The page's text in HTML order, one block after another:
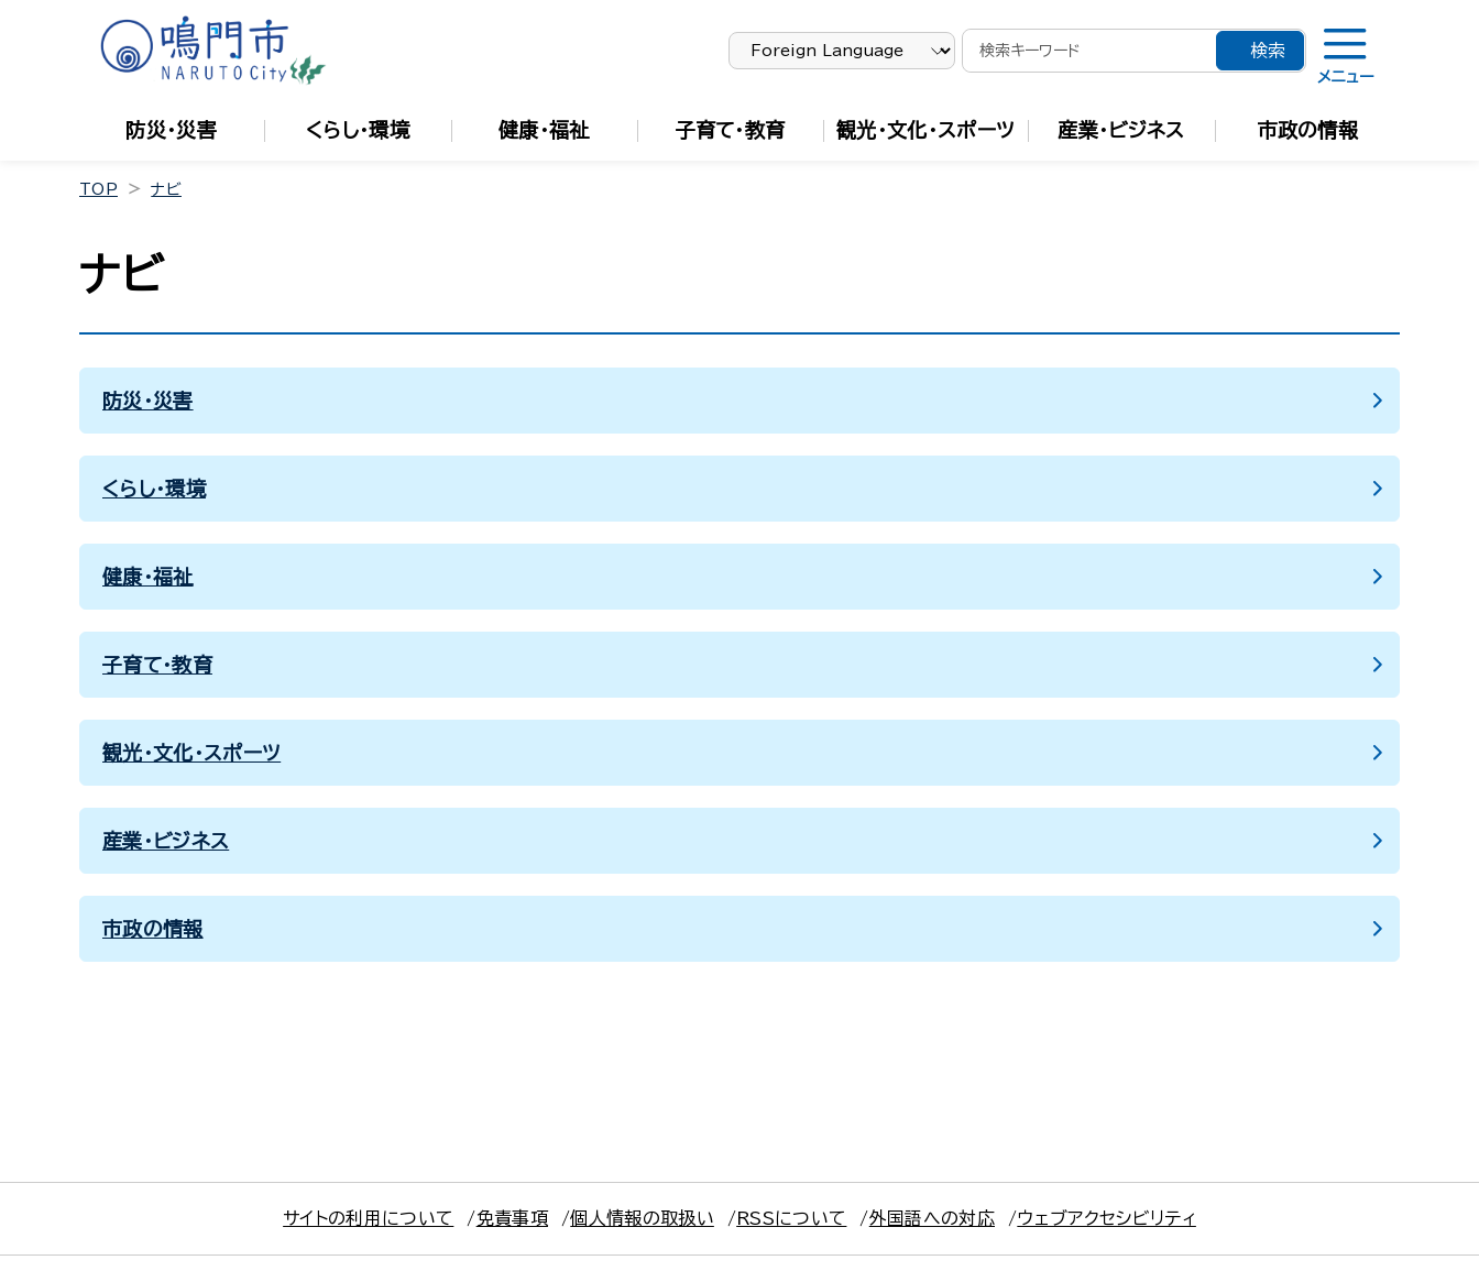
メニュー
防災・災害 くらし・環境 健康・福祉 子育て・教育 観光・文化・スポーツ 産業・ビジネス 市政の情報
TOP ナビ
ナビ
防災・災害
くらし・環境
健康・福祉
子育て・教育
観光・文化・スポーツ
産業・ビジネス
市政の情報
サイトの利用について 免責事項 個人情報の取扱い RSSについて 外国語への対応 ウェブアクセシビリティ